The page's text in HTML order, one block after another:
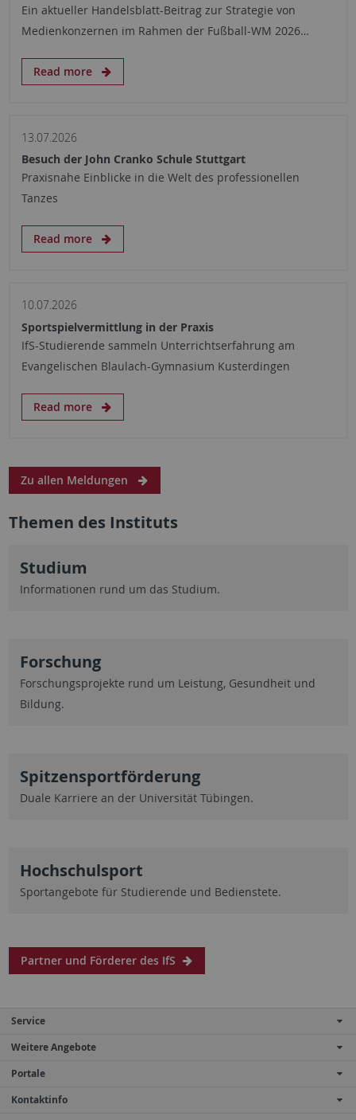
Ein aktueller Handelsblatt-Beitrag zur Strategie von
Medienkonzernen im Rahmen der Fußball-WM 2026…
Read more
13.07.2026
Besuch der John Cranko Schule Stuttgart
Praxisnahe Einblicke in die Welt des professionellen
Tanzes
Read more
10.07.2026
Sportspielvermittlung in der Praxis
IfS-Studierende sammeln Unterrichtserfahrung am
Evangelischen Blaulach-Gymnasium Kusterdingen
Read more
Zu allen Meldungen
Themen des Instituts
Studium
Informationen rund um das Studium.
Forschung
Forschungsprojekte rund um Leistung, Gesundheit und
Bildung.
Spitzensportförderung
Duale Karriere an der Universität Tübingen.
Hochschulsport
Sportangebote für Studierende und Bedienstete.
Partner und Förderer des IfS
Service
Weitere Angebote
Portale
Kontaktinfo